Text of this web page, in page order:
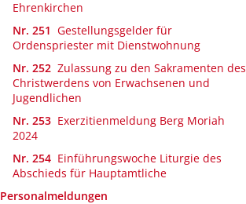
Ehrenkirchen
Nr. 251 Gestellungsgelder für
Ordenspriester mit Dienstwohnung
Nr. 252 Zulassung zu den Sakramenten des
Christwerdens von Erwachsenen und
Jugendlichen
Nr. 253 Exerzitienmeldung Berg Moriah
2024
Nr. 254 Einführungswoche Liturgie des
Abschieds für Hauptamtliche
Personalmeldungen